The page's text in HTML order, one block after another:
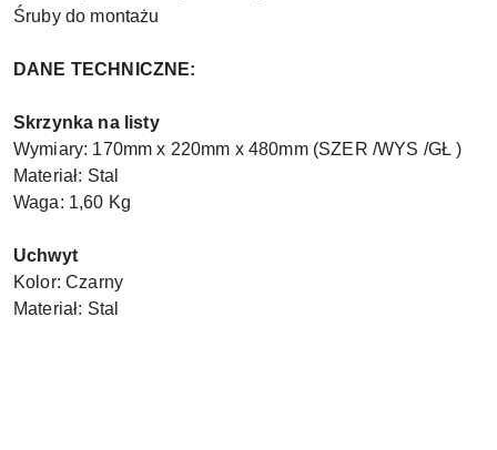
Śruby do montażu
DANE TECHNICZNE:
Skrzynka na listy
Wymiary: 170mm x 220mm x 480mm (SZER /WYS /GŁ )
Materiał: Stal
Waga: 1,60 Kg
Uchwyt
Kolor: Czarny
Materiał: Stal